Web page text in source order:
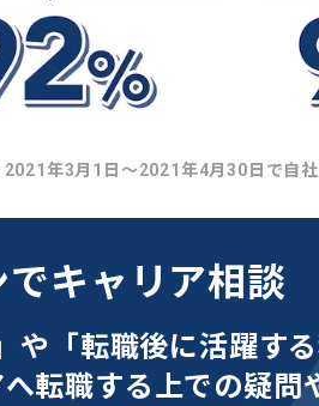
年3月1日〜2021年4月30日で自
キャリア相談
や「転職後に活躍す
転職する上での疑問